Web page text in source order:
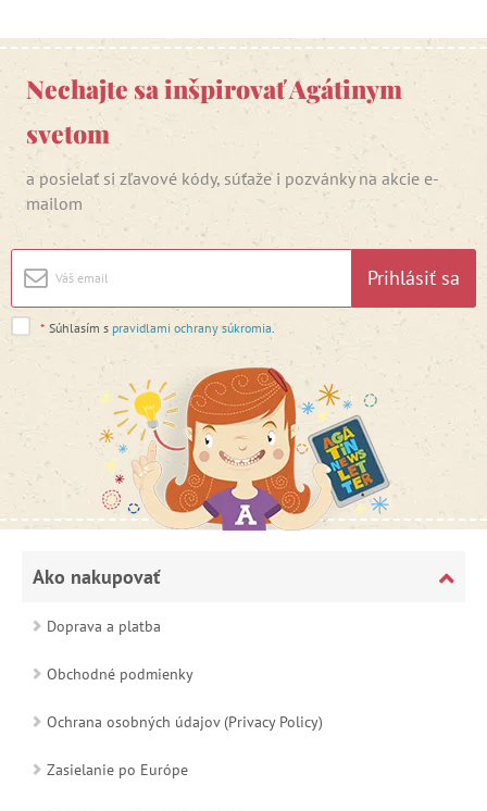
Nechajte sa inšpirovať Agátinym
svetom
a posielať si zľavové kódy, súťaže i pozvánky na akcie e-
mailom
Prihlásiť sa
* Súhlasím s pravidlami ochrany súkromia
Ako nakupovať
Doprava a platba
Obchodné podmienky
Ochrana osobných údajov (Privacy Policy)
Zasielanie po Európe